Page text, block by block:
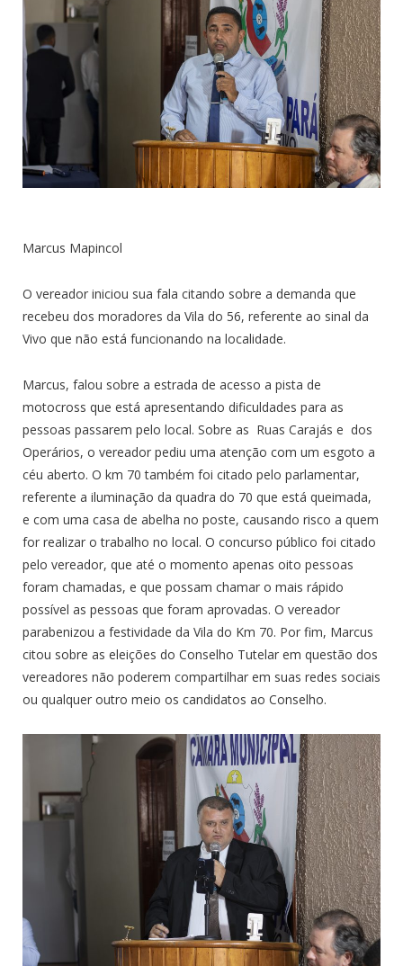
Marcus Mapincol
O vereador iniciou sua fala citando sobre a demanda que
recebeu dos moradores da Vila do 56, referente ao sinal da
Vivo que não está funcionando na localidade.
Marcus, falou sobre a estrada de acesso a pista de
motocross que está apresentando dificuldades para as
pessoas passarem pelo local. Sobre as Ruas Carajás e dos
Operários, o vereador pediu uma atenção com um esgoto a
céu aberto. O km 70 também foi citado pelo parlamentar,
referente a iluminação da quadra do 70 que está queimada,
e com uma casa de abelha no poste, causando risco a quem
for realizar o trabalho no local. O concurso público foi citado
pelo vereador, que até o momento apenas oito pessoas
foram chamadas, e que possam chamar o mais rápido
possível as pessoas que foram aprovadas. O vereador
parabenizou a festividade da Vila do Km 70. Por fim, Marcus
citou sobre as eleições do Conselho Tutelar em questão dos
vereadores não poderem compartilhar em suas redes sociais
ou qualquer outro meio os candidatos ao Conselho.